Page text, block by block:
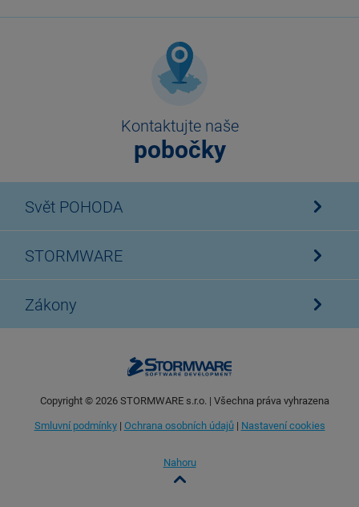
Kontaktujte naše
pobočky
Svět POHODA
STORMWARE
Zákony
Copyright © 2026STORMWARE s.r.o. | Všechna práva vyhrazena
Smluvní podmínky| Ochrana osobních údajů| Nastavení cookies
Nahoru